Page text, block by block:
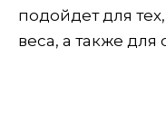
подойдет для
веса, а также для